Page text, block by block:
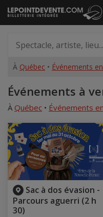
Passer
au
artiste,
lieu...
À Québec • Événements
Accueil
Événements à
À Québec • Événements
Sac à dos évasion -
Parcours aguerri (2 h
30)